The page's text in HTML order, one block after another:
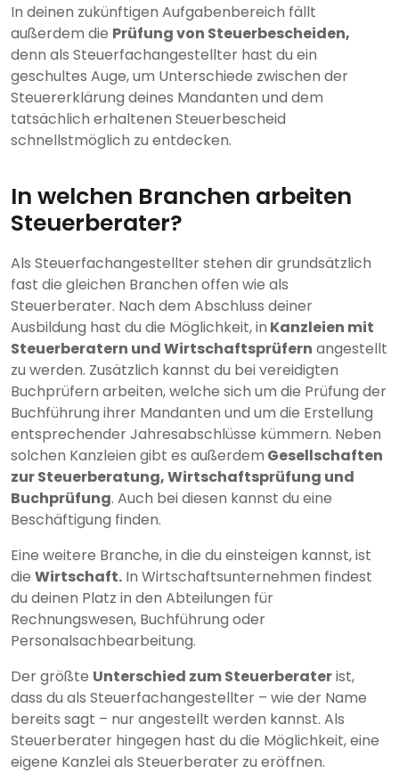
In deinen zukünftigen Aufgabenbereich fällt
außerdem die Prüfung von Steuerbescheiden,
denn als Steuerfachangestellter hast du ein
geschultes Auge, um Unterschiede zwischen der
Steuererklärung deines Mandanten und dem
tatsächlich erhaltenen Steuerbescheid
schnellstmöglich zu entdecken.
In welchen Branchen arbeiten
Steuerberater?
Als Steuerfachangestellter stehen dir grundsätzlich
fast die gleichen Branchen offen wie als
Steuerberater. Nach dem Abschluss deiner
Ausbildung hast du die Möglichkeit, in Kanzleien mit
Steuerberatern und Wirtschaftsprüfern angestellt
zu werden. Zusätzlich kannst du bei vereidigten
Buchprüfern arbeiten, welche sich um die Prüfung der
Buchführung ihrer Mandanten und um die Erstellung
entsprechender Jahresabschlüsse kümmern. Neben
solchen Kanzleien gibt es außerdem Gesellschaften
zur Steuerberatung, Wirtschaftsprüfung und
Buchprüfung. Auch bei diesen kannst du eine
Beschäftigung finden.
Eine weitere Branche, in die du einsteigen kannst, ist
die Wirtschaft. In Wirtschaftsunternehmen findest
du deinen Platz in den Abteilungen für
Rechnungswesen, Buchführung oder
Personalsachbearbeitung.
Der größte Unterschied zum Steuerberaterist,
dass du als Steuerfachangestellter – wie der Name
bereits sagt – nur angestellt werden kannst. Als
Steuerberater hingegen hast du die Möglichkeit, eine
eigene Kanzlei als Steuerberater zu eröffnen.